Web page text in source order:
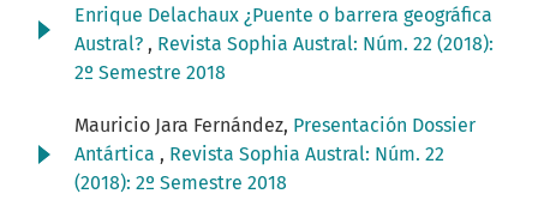
Enrique Delachaux ¿Puente o barrera geográfica
Austral? , Revista Sophia Austral: Núm. 22 (2018):
2º Semestre 2018
Mauricio Jara Fernández, Presentación Dossier
Antártica , Revista Sophia Austral: Núm. 22
(2018): 2º Semestre 2018